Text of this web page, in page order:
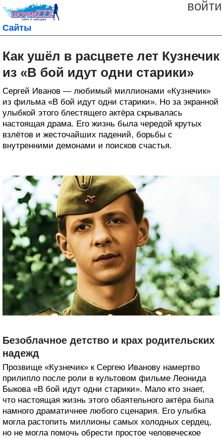
войти
Сайты
Как ушёл в расцвете лет Кузнечик
из «В бой идут одни старики»
Сергей Иванов — любимый миллионами «Кузнечик»
из фильма «В бой идут одни старики». Но за экранной
улыбкой этого блестящего актёра скрывалась
настоящая драма. Его жизнь была чередой крутых
взлётов и жесточайших падений, борьбы с
внутренними демонами и поисков счастья.
Безоблачное детство и крах родительских
надежд
Прозвище «Кузнечик» к Сергею Иванову намертво
прилипло после роли в культовом фильме Леонида
Быкова «В бой идут одни старики». Мало кто знает,
что настоящая жизнь этого обаятельного актёра была
намного драматичнее любого сценария. Его улыбка
могла растопить миллионы самых холодных сердец,
но не могла помочь обрести простое человеческое